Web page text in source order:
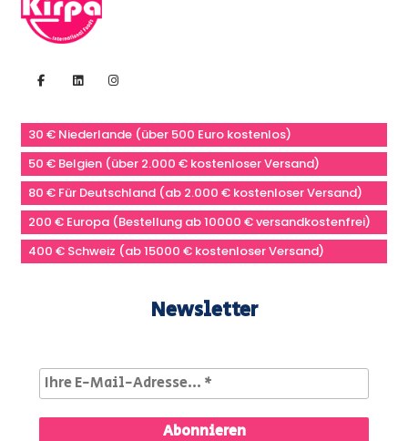
30 € Niederlande (über 500 Euro kostenlos)
50 € Belgien (über 2.000 € kostenloser Versand)
80 € Für Deutschland (ab 2.000 € kostenloser Versand)
200 € Europa (Bestellung ab 10000 € versandkostenfrei)
400 € Schweiz (ab 15000 € kostenloser Versand)
Newsletter